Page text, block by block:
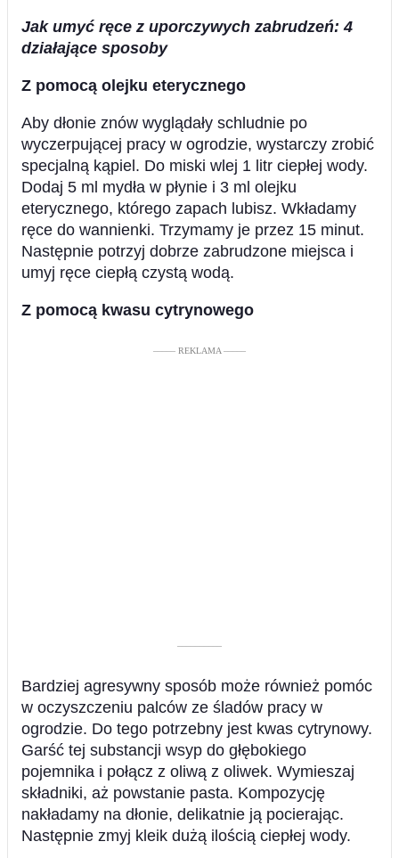
Jak umyć ręce z uporczywych zabrudzeń: 4
działające sposoby
Z pomocą olejku eterycznego
Aby dłonie znów wyglądały schludnie po
wyczerpującej pracy w ogrodzie, wystarczy zrobić
specjalną kąpiel. Do miski wlej 1 litr ciepłej wody.
Dodaj 5 ml mydła w płynie i 3 ml olejku
eterycznego, którego zapach lubisz. Wkładamy
ręce do wannienki. Trzymamy je przez 15 minut.
Następnie potrzyj dobrze zabrudzone miejsca i
umyj ręce ciepłą czystą wodą.
Z pomocą kwasu cytrynowego
––––– REKLAMA –––––
––––––––––
Bardziej agresywny sposób może również pomóc
w oczyszczeniu palców ze śladów pracy w
ogrodzie. Do tego potrzebny jest kwas cytrynowy.
Garść tej substancji wsyp do głębokiego
pojemnika i połącz z oliwą z oliwek. Wymieszaj
składniki, aż powstanie pasta. Kompozycję
nakładamy na dłonie, delikatnie ją pocierając.
Następnie zmyj kleik dużą ilością ciepłej wody.